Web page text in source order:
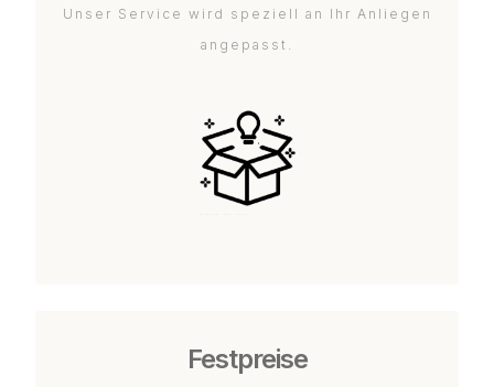
Unser Service wird speziell an Ihr Anliegen
angepasst.
Festpreise